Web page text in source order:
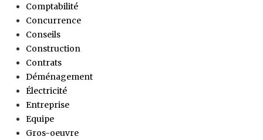
Comptabilité
Concurrence
Conseils
Construction
Contrats
Déménagement
Électricité
Entreprise
Equipe
Gros-oeuvre